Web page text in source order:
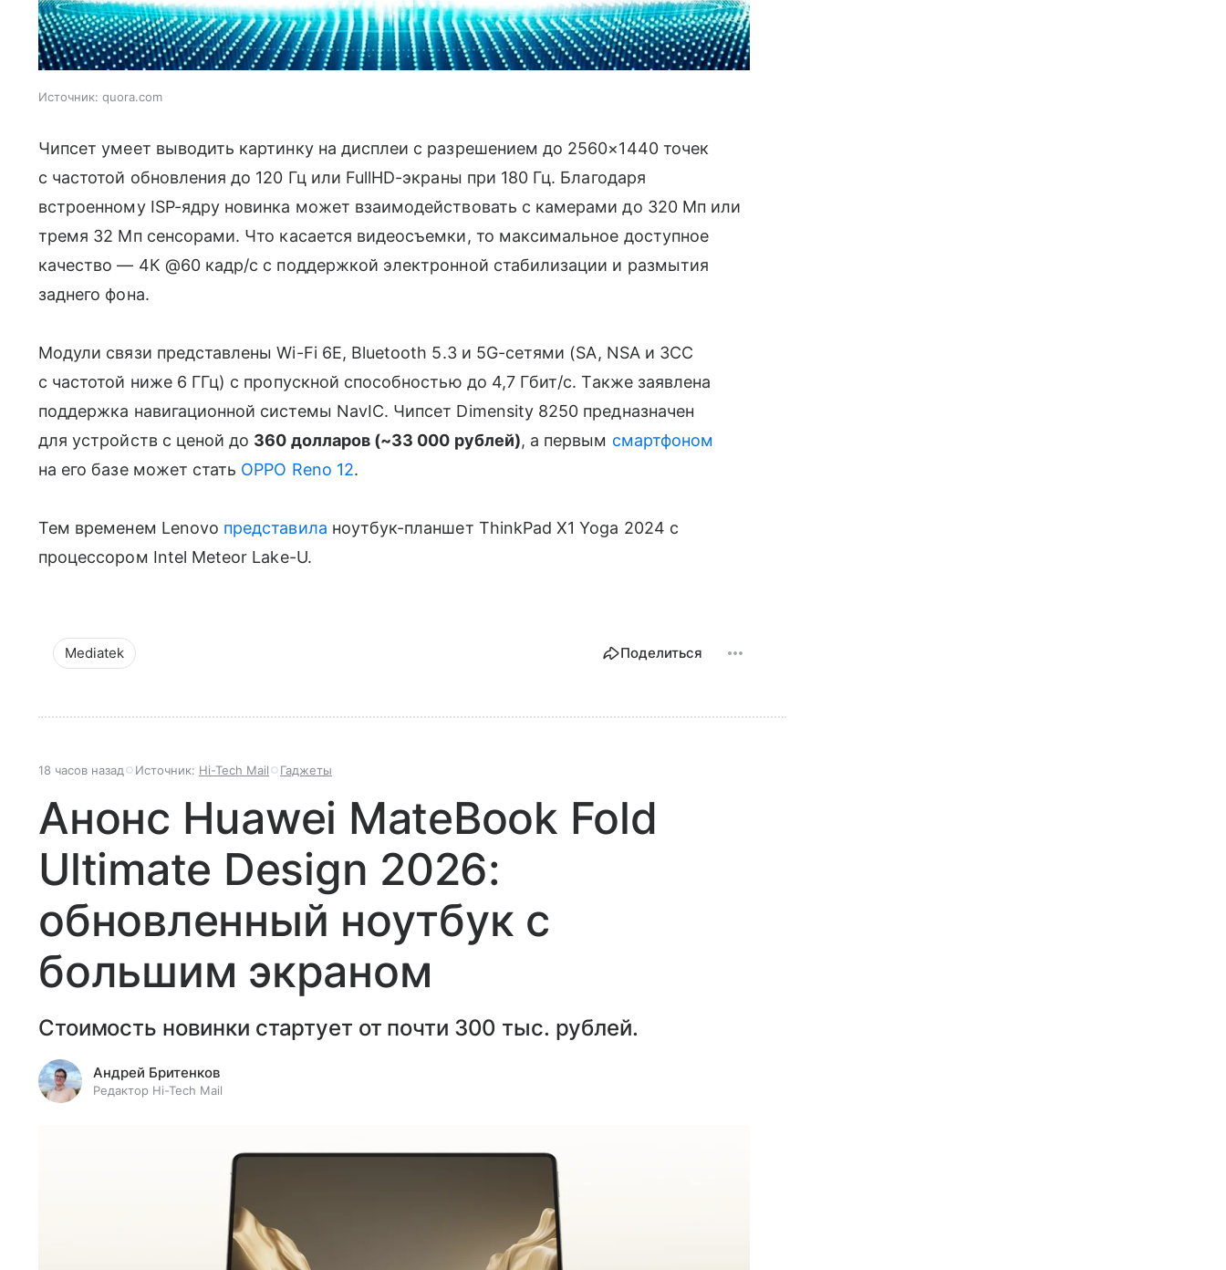
Источник: quora.com
Чипсет умеет выводить картинку на дисплеи с разрешением до 2560×1440 точек
с частотой обновления до 120 Гц или FullHD-экраны при 180 Гц. Благодаря
встроенному ISP-ядру новинка может взаимодействовать с камерами до 320 Мп или
тремя 32 Мп сенсорами. Что касается видеосъемки, то максимальное доступное
качество — 4К @60 кадр/с с поддержкой электронной стабилизации и размытия
заднего фона.
Модули связи представлены Wi-Fi 6E, Bluetooth 5.3 и 5G-сетями (SA, NSA и 3CC
с частотой ниже 6 ГГц) с пропускной способностью до 4,7 Гбит/с. Также заявлена
поддержка навигационной системы NavIC. Чипсет Dimensity 8250 предназначен
для устройств с ценой до 360 долларов (~33 000 рублей), а первым смартфоном
на его базе может стать OPPO Reno 12.
Тем временем Lenovo представила ноутбук-планшет ThinkPad X1 Yoga 2024 с
процессором Intel Meteor Lake-U.
Mediatek Поделиться
18 часов назад Источник: Hi-Tech Mail Гаджеты
Анонс Huawei MateBook Fold
Ultimate Design 2026:
обновленный ноутбук с
большим экраном
Стоимость новинки стартует от почти 300 тыс. рублей.
Андрей Бритенков
Редактор Hi-Tech Mail